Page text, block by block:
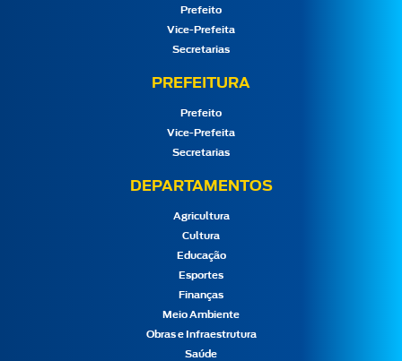
Prefeito
Vice-Prefeita
Secretarias
PREFEITURA
Prefeito
Vice-Prefeita
Secretarias
DEPARTAMENTOS
Agricultura
Cultura
Educação
Esportes
Finanças
Meio Ambiente
Obras e Infraestrutura
Saúde